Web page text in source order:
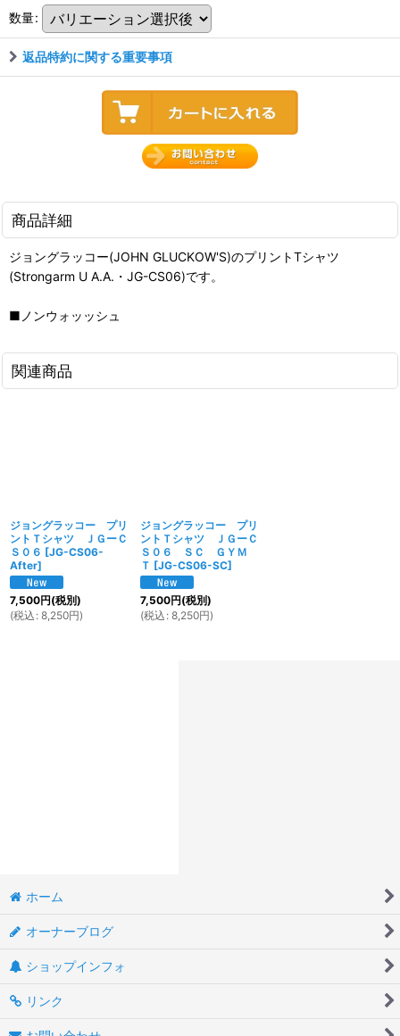
数量:
返品特約に関する重要事項
商品詳細
ジョングラッコー(JOHN GLUCKOW'S)のプリントTシャツ
(Strongarm U A.A.・JG-CS06)です。
■ノンウォッッシュ
関連商品
ジョングラッコー プリ
ントＴシャツ ＪＧーＣ
Ｓ０６ [JG-CS06-
After]
7,500円(税別)
(税込 : 8,250円)
ジョングラッコー プリ
ントＴシャツ ＪＧーＣ
Ｓ０６ ＳＣ ＧＹＭ
Ｔ [JG-CS06-SC]
7,500円(税別)
(税込 : 8,250円)
ホーム
オーナーブログ
ショップインフォ
リンク